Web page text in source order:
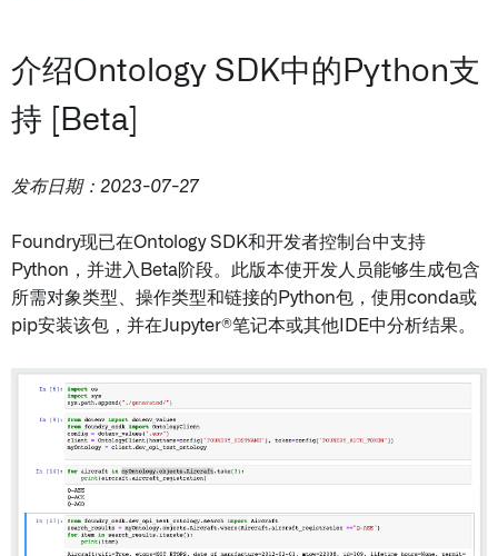
介绍Ontology SDK中的Python支
持 [Beta]
发布日期：2023-07-27
Foundry现已在Ontology SDK和开发者控制台中支持
Python，并进入Beta阶段。此版本使开发人员能够生成包含
所需对象类型、操作类型和链接的Python包，使用conda或
pip安装该包，并在Jupyter®笔记本或其他IDE中分析结果。